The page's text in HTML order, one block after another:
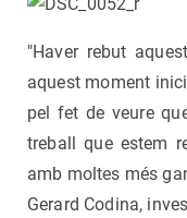
"Haver rebut
aquest moment
pel fet de veure
treball que estem
amb moltes més
Gerard Codina,